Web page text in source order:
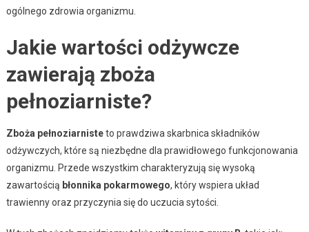
ogólnego zdrowia organizmu.
Jakie wartości odżywcze
zawierają zboża
pełnoziarniste?
Zboża pełnoziarnisteto prawdziwa skarbnica składników
odżywczych, które są niezbędne dla prawidłowego funkcjonowania
organizmu. Przede wszystkim charakteryzują się wysoką
zawartością błonnika pokarmowego, który wspiera układ
trawienny oraz przyczynia się do uczucia sytości.